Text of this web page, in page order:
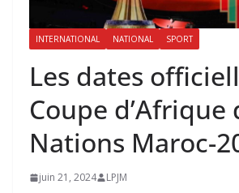
INTERNATIONAL NATIONAL SPORT
Les dates
Coupe d’Afrique
Nations Maroc-
juin 21, 2024 LPJM